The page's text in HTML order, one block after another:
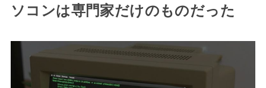
ソコンは専門家だけのものだった